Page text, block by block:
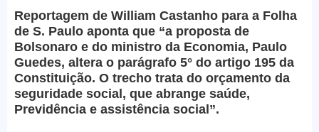
Reportagem de William Castanho para a Folha
de S. Paulo aponta que “a proposta de
Bolsonaro e do ministro da Economia, Paulo
Guedes, altera o parágrafo 5° do artigo 195 da
Constituição. O trecho trata do orçamento da
seguridade social, que abrange saúde,
Previdência e assistência social”.